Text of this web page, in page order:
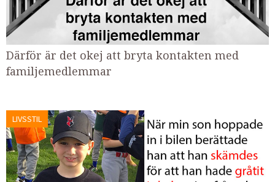
Därför är det okej att bryta kontakten med
familjemedlemmar
LIVSSTIL